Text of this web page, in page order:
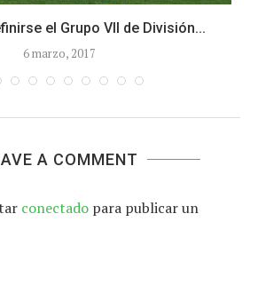
el Grupo VII de División...
6 marzo, 2017
A COMMENT
conectado para publicar un